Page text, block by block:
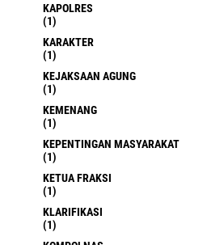
KAPOLRES
(1)
KARAKTER
(1)
KEJAKSAAN AGUNG
(1)
KEMENANG
(1)
KEPENTINGAN MASYARAKAT
(1)
KETUA FRAKSI
(1)
KLARIFIKASI
(1)